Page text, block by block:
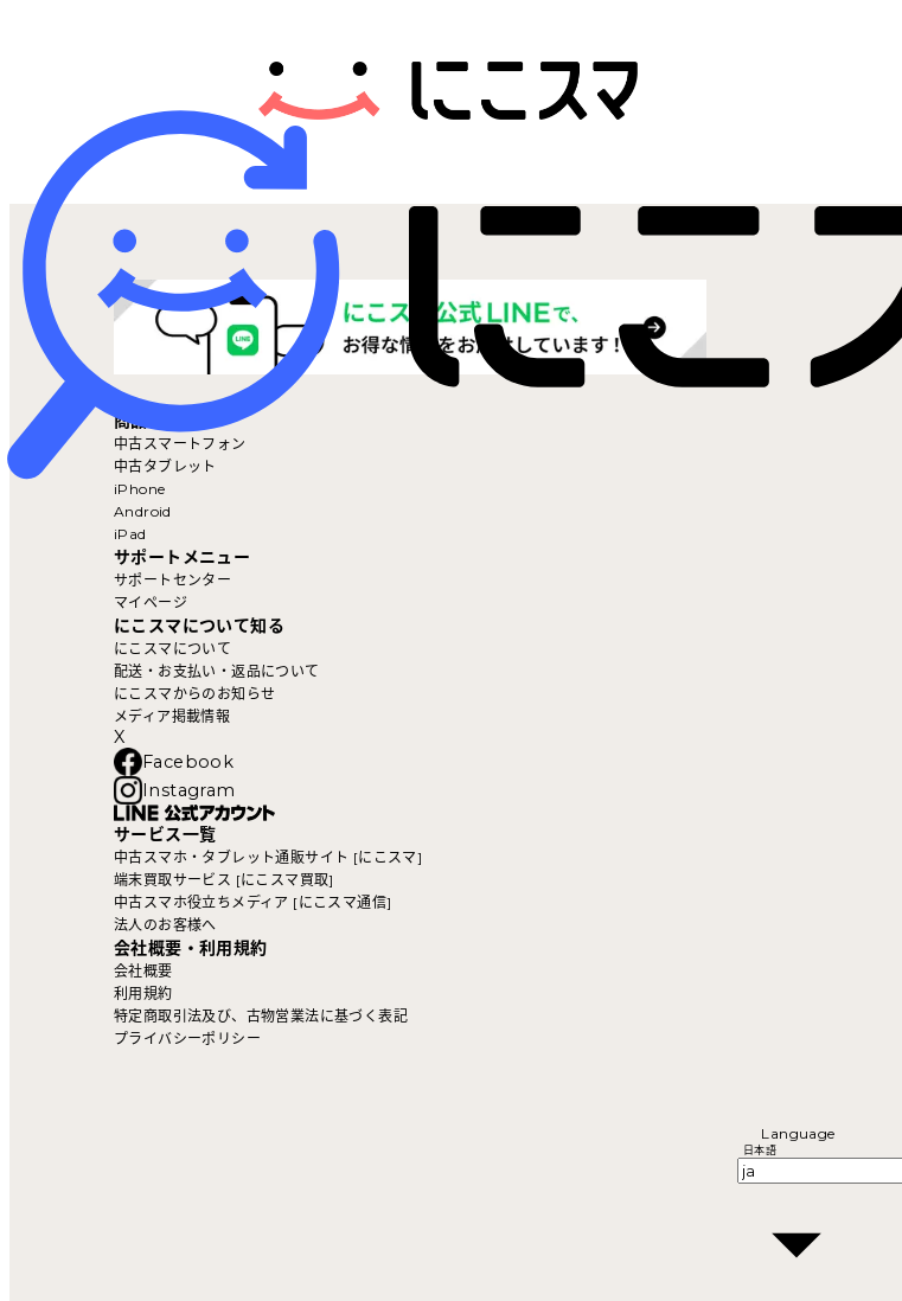
ニュース
にこスマ通信
マイページ
商品を探す
中古スマートフォン
中古タブレット
iPhone
Android
iPad
サポートメニュー
サポートセンター
マイページ
にこスマについて知る
にこスマについて
配送・お支払い・返品について
にこスマからのお知らせ
メディア掲載情報
X
Facebook
Instagram
サービス一覧
中古スマホ・タブレット通販サイト [にこスマ]
端末買取サービス [にこスマ買取]
中古スマホ役立ちメディア [にこスマ通信]
法人のお客様へ
会社概要・利用規約
会社概要
利用規約
特定商取引法及び、古物営業法に基づく表記
プライバシーポリシー
Language
日本語